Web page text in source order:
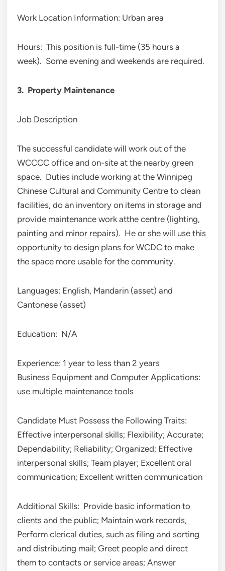
Work Location Information: Urban area
Hours: This position is full-time (35 hours a
week). Some evening and weekends are required.
3. Property Maintenance
Job Description
The successful candidate will work out of the
WCCCC office and on-site at the nearby green
space. Duties include working at the Winnipeg
Chinese Cultural and Community Centre to clean
facilities, do an inventory on items in storage and
provide maintenance work atthe centre (lighting,
painting and minor repairs). He or she will use this
opportunity to design plans for WCDC to make
the space more usable for the community.
Languages: English, Mandarin (asset) and
Cantonese (asset)
Education: N/A
Experience: 1 year to less than 2 years
Business Equipment and Computer Applications:
use multiple maintenance tools
Candidate Must Possess the Following Traits:
Effective interpersonal skills; Flexibility; Accurate;
Dependability; Reliability; Organized; Effective
interpersonal skills; Team player; Excellent oral
communication; Excellent written communication
Additional Skills: Provide basic information to
clients and the public; Maintain work records,
Perform clerical duties, such as filing and sorting
and distributing mail; Greet people and direct
them to contacts or service areas; Answer